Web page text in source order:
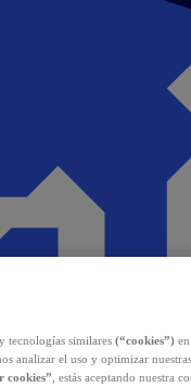
tecnologías similares (“cookies”)
analizar el uso y optimizar
cookies” , estás aceptando nuestra